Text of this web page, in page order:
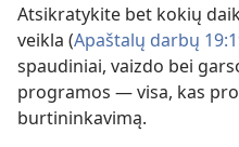
Atsikratykite bet kokių
veikla (Apaštalų darbų
spaudiniai, vaizdo bei
programos — visa, kas
burtininkavimą.